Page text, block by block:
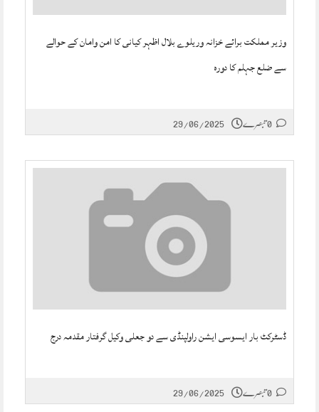
وزیر مملکت برائے خزانہ وریلوے بلال اظہر کیانی کا امن وامان کے حوالے
سے ضلع جہلم کا دورہ
29/06/2025
ڈسٹرکٹ بار ایسوسی ایشن راولپنڈی سے دو جعلی وکیل گرفتار مقدمہ درج
29/06/2025